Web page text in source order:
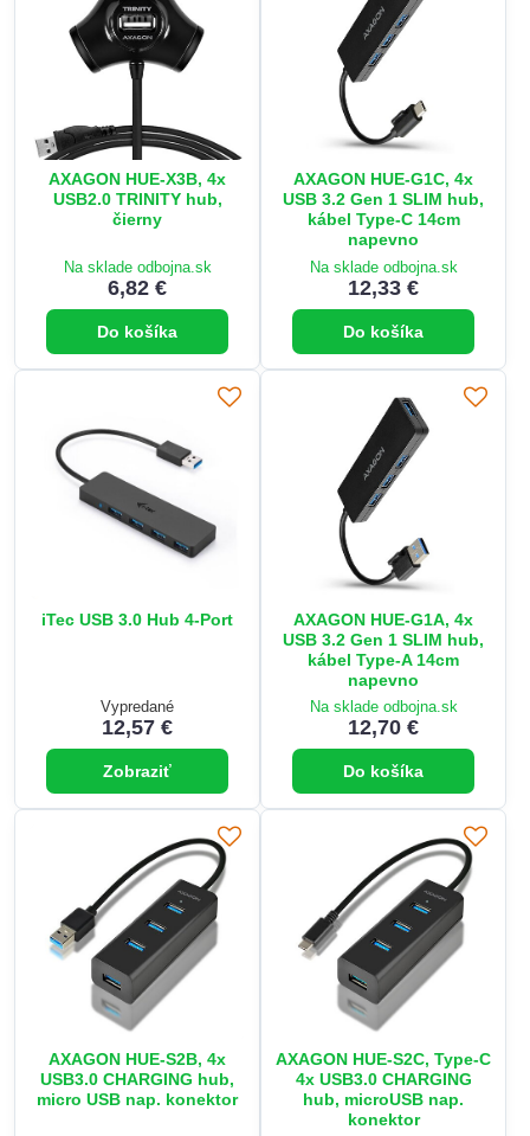
AXAGON HUE-X3B, 4x
USB2.0 TRINITY hub,
čierny
Na sklade odbojna.sk
6,82 €
Do košíka
AXAGON HUE-G1C, 4x
USB 3.2 Gen 1 SLIM hub,
kábel Type-C 14cm
napevno
Na sklade odbojna.sk
12,33 €
Do košíka
iTec USB 3.0 Hub 4-Port
Vypredané
12,57 €
Zobraziť
AXAGON HUE-G1A, 4x
USB 3.2 Gen 1 SLIM hub,
kábel Type-A 14cm
napevno
Na sklade odbojna.sk
12,70 €
Do košíka
AXAGON HUE-S2B, 4x
USB3.0 CHARGING hub,
micro USB nap. konektor
AXAGON HUE-S2C, Type-C
4x USB3.0 CHARGING
hub, microUSB nap.
konektor